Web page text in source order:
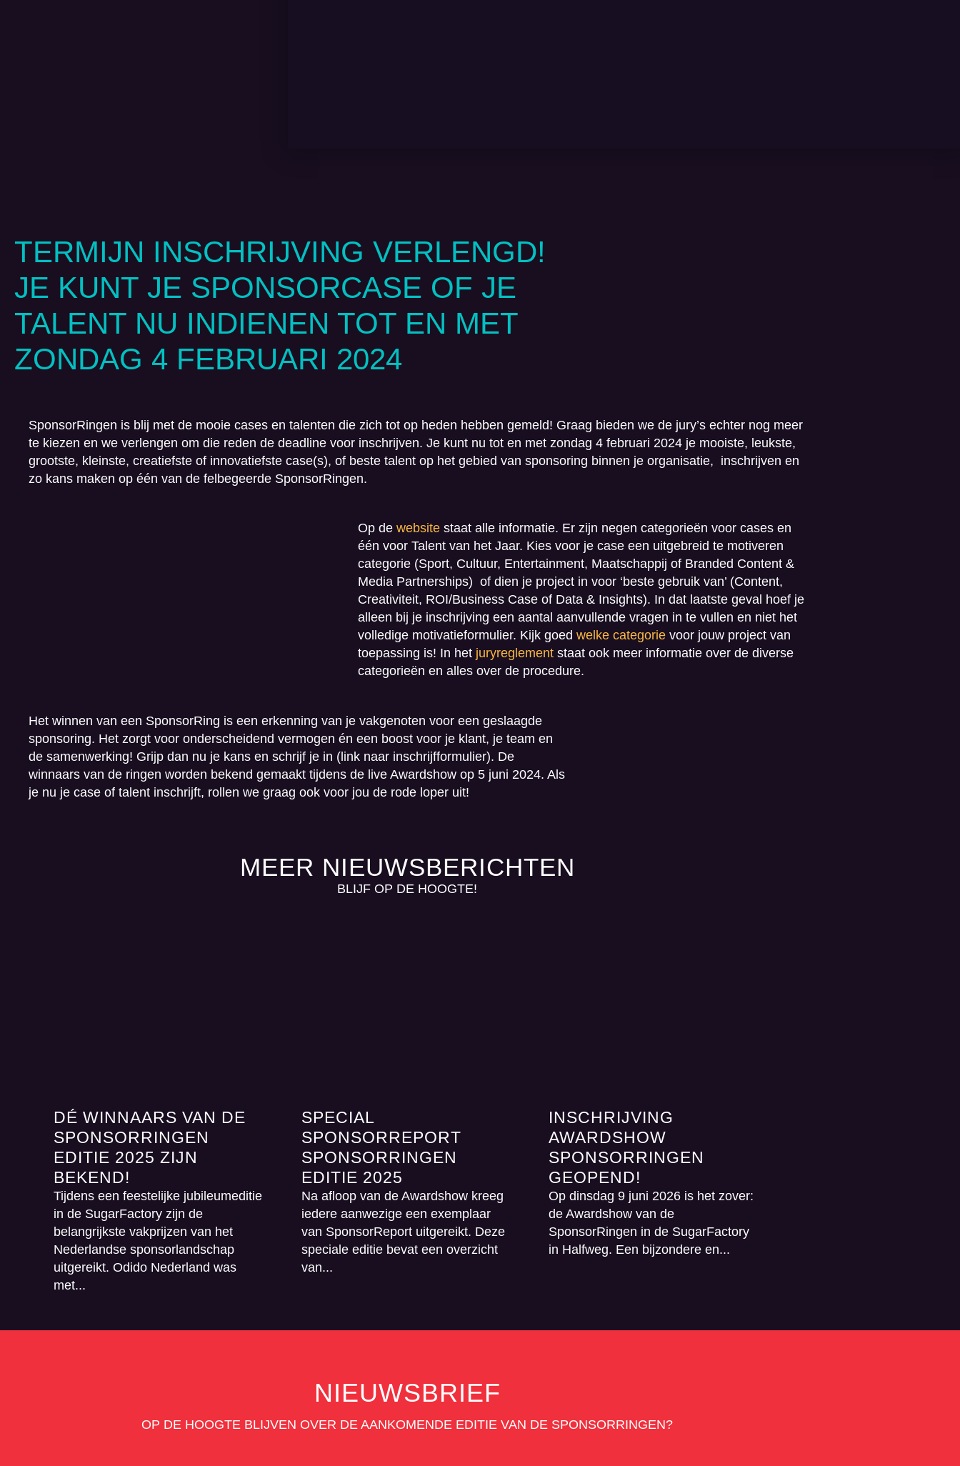
TERMIJN INSCHRIJVING VERLENGD!
JE KUNT JE SPONSORCASE OF JE
TALENT NU INDIENEN TOT EN MET
ZONDAG 4 FEBRUARI 2024
SponsorRingen is blij met de mooie cases en talenten die zich tot op heden hebben gemeld! Graag bieden we de jury’s echter nog meer
te kiezen en we verlengen om die reden de deadline voor inschrijven. Je kunt nu tot en met zondag 4 februari 2024 je mooiste, leukste,
grootste, kleinste, creatiefste of innovatiefste case(s), of beste talent op het gebied van sponsoring binnen je organisatie, inschrijven en
zo kans maken op één van de felbegeerde SponsorRingen.
Op de website staat alle informatie. Er zijn negen categorieën voor cases en
één voor Talent van het Jaar. Kies voor je case een uitgebreid te motiveren
categorie (Sport, Cultuur, Entertainment, Maatschappij of Branded Content &
Media Partnerships) of dien je project in voor ‘beste gebruik van’ (Content,
Creativiteit, ROI/Business Case of Data & Insights). In dat laatste geval hoef je
alleen bij je inschrijving een aantal aanvullende vragen in te vullen en niet het
volledige motivatieformulier. Kijk goed welke categorie voor jouw project van
toepassing is! In het juryreglement staat ook meer informatie over de diverse
categorieën en alles over de procedure.
Het winnen van een SponsorRing is een erkenning van je vakgenoten voor een geslaagde
sponsoring. Het zorgt voor onderscheidend vermogen én een boost voor je klant, je team en
de samenwerking! Grijp dan nu je kans en schrijf je in (link naar inschrijfformulier). De
winnaars van de ringen worden bekend gemaakt tijdens de live Awardshow op 5 juni 2024. Als
je nu je case of talent inschrijft, rollen we graag ook voor jou de rode loper uit!
MEER NIEUWSBERICHTEN
BLIJF OP DE HOOGTE!
DÉ WINNAARS VAN DE
SPONSORRINGEN
EDITIE 2025 ZIJN
BEKEND!
Tijdens een feestelijke jubileumeditie
in de SugarFactory zijn de
belangrijkste vakprijzen van het
Nederlandse sponsorlandschap
uitgereikt. Odido Nederland was
met...
SPECIAL
SPONSORREPORT
SPONSORRINGEN
EDITIE 2025
Na afloop van de Awardshow kreeg
iedere aanwezige een exemplaar
van SponsorReport uitgereikt. Deze
speciale editie bevat een overzicht
van...
INSCHRIJVING
AWARDSHOW
SPONSORRINGEN
GEOPEND!
Op dinsdag 9 juni 2026 is het zover:
de Awardshow van de
SponsorRingen in de SugarFactory
in Halfweg. Een bijzondere en...
NIEUWSBRIEF
OP DE HOOGTE BLIJVEN OVER DE AANKOMENDE EDITIE VAN DE SPONSORRINGEN?